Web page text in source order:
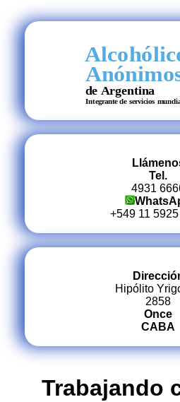
Tel.
4931
+549 11
Hipólito
2858
Once
CABA
Trabajando